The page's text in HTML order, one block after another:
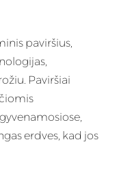
paviršius,
Paviršiai
erdves, kad jos